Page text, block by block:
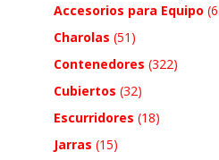
Accesorios para Equipo
Charolas (51)
Contenedores (322)
Cubiertos (32)
Escurridores (18)
Jarras (15)